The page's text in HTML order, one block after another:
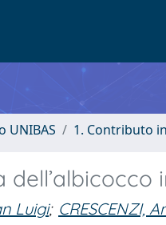
UNIBAS 1. Contributo
dell’albicocco
Luigi; CRESCENZI,